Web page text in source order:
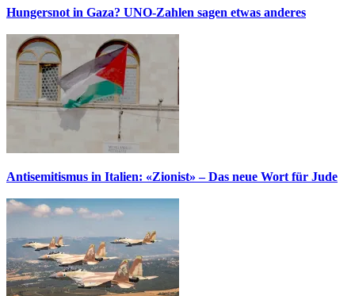
Hungersnot in Gaza? UNO-Zahlen sagen etwas anderes
Antisemitismus in Italien: «Zionist» – Das neue Wort für Jude